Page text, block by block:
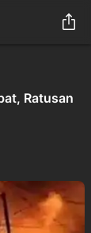
Ratusan